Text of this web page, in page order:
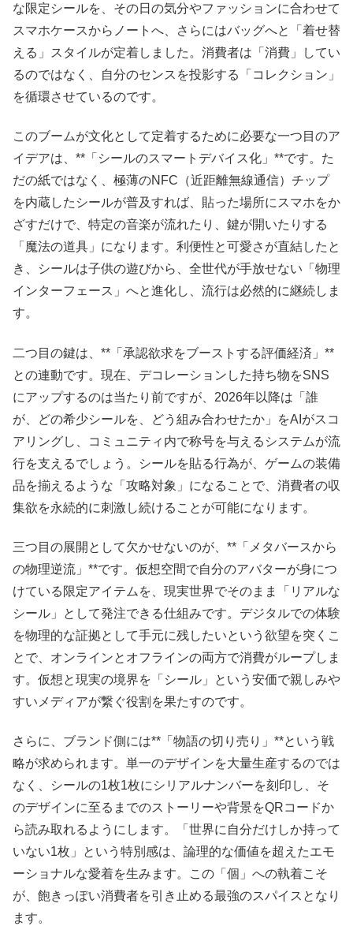
な限定シールを、その日の気分やファッションに合わせて
スマホケースからノートへ、さらにはバッグへと「着せ替
える」スタイルが定着しました。消費者は「消費」してい
るのではなく、自分のセンスを投影する「コレクション」
を循環させているのです。
このブームが文化として定着するために必要な一つ目のア
イデアは、**「シールのスマートデバイス化」**です。た
だの紙ではなく、極薄のNFC（近距離無線通信）チップ
を内蔵したシールが普及すれば、貼った場所にスマホをか
ざすだけで、特定の音楽が流れたり、鍵が開いたりする
「魔法の道具」になります。利便性と可愛さが直結したと
き、シールは子供の遊びから、全世代が手放せない「物理
インターフェース」へと進化し、流行は必然的に継続しま
す。
二つ目の鍵は、**「承認欲求をブーストする評価経済」**
との連動です。現在、デコレーションした持ち物をSNS
にアップするのは当たり前ですが、2026年以降は「誰
が、どの希少シールを、どう組み合わせたか」をAIがスコ
アリングし、コミュニティ内で称号を与えるシステムが流
行を支えるでしょう。シールを貼る行為が、ゲームの装備
品を揃えるような「攻略対象」になることで、消費者の収
集欲を永続的に刺激し続けることが可能になります。
三つ目の展開として欠かせないのが、**「メタバースから
の物理逆流」**です。仮想空間で自分のアバターが身につ
けている限定アイテムを、現実世界でそのまま「リアルな
シール」として発注できる仕組みです。デジタルでの体験
を物理的な証拠として手元に残したいという欲望を突くこ
とで、オンラインとオフラインの両方で消費がループしま
す。仮想と現実の境界を「シール」という安価で親しみや
すいメディアが繋ぐ役割を果たすのです。
さらに、ブランド側には**「物語の切り売り」**という戦
略が求められます。単一のデザインを大量生産するのでは
なく、シールの1枚1枚にシリアルナンバーを刻印し、そ
のデザインに至るまでのストーリーや背景をQRコードか
ら読み取れるようにします。「世界に自分だけしか持って
いない1枚」という特別感は、論理的な価値を超えたエモ
ーショナルな愛着を生みます。この「個」への執着こそ
が、飽きっぽい消費者を引き止める最強のスパイスとなり
ます。